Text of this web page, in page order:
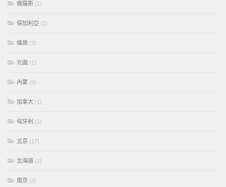
俄羅斯 (1)
保加利亞 (1)
倫敦 (3)
元曲 (1)
內蒙 (5)
加拿大 (1)
匈牙利 (1)
北京 (17)
北海道 (1)
南京 (3)